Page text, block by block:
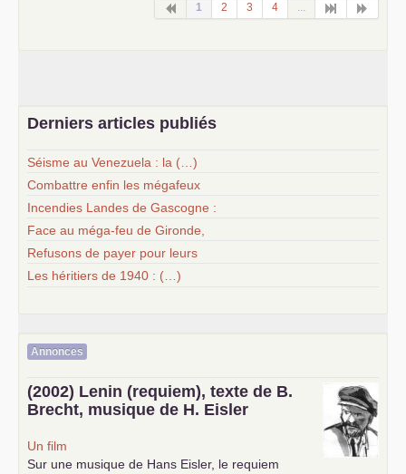
1 2 3 4 ...
Derniers articles publiés
Séisme au Venezuela : la (…)
Combattre enfin les mégafeux
Incendies Landes de Gascogne :
Face au méga-feu de Gironde,
Refusons de payer pour leurs
Les héritiers de 1940 : (…)
Annonces
(2002) Lenin (requiem), texte de B.
Brecht, musique de H. Eisler
Un film
Sur une musique de Hans Eisler, le requiem